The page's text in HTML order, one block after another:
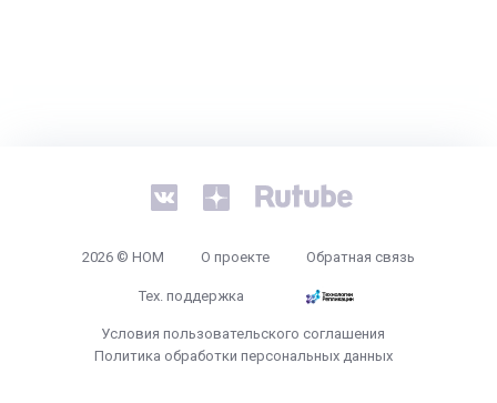
2026 © НОМ О проекте Обратная связь
Тех. поддержка
Условия пользовательского соглашения
Политика обработки персональных данных